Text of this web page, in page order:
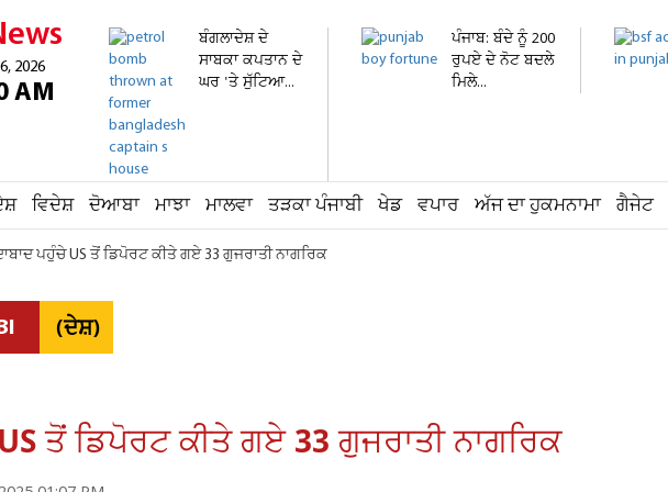
2026
AM
ਬੰਗਲਾਦੇਸ਼ ਦੇ
ਸਾਬਕਾ ਕਪਤਾਨ ਦੇ
ਘਰ 'ਤੇ ਸੁੱਟਿਆ...
ਪੰਜਾਬ: ਬੰਦੇ ਨੂੰ 200
ਰੁਪਏ ਦੇ ਨੋਟ ਬਦਲੇ
ਮਿਲੇ...
ਵਿਦੇਸ਼ ਦੋਆਬਾ ਮਾਝਾ ਮਾਲਵਾ ਤੜਕਾ ਪੰਜਾਬੀ ਖੇਡ ਵਪਾਰ ਅੱਜ ਦਾ ਹੁਕਮਨਾਮਾ ਗੈਜੇਟ
ਪਹੁੰਚੇ US ਤੋਂ ਡਿਪੋਰਟ ਕੀਤੇ ਗਏ 33 ਗੁਜਰਾਤੀ ਨਾਗਰਿਕ
(ਦੇਸ਼)
ਤੋਂ ਡਿਪੋਰਟ ਕੀਤੇ ਗਏ 33 ਗੁਜਰਾਤੀ ਨਾਗਰਿਕ